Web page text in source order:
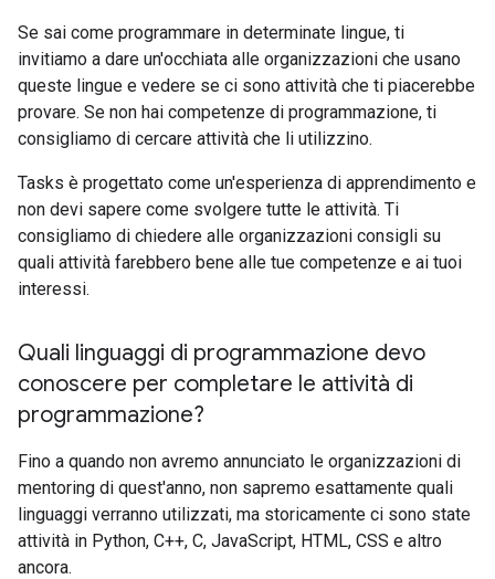
Se sai come programmare in determinate lingue, ti
invitiamo a dare un'occhiata alle organizzazioni che usano
queste lingue e vedere se ci sono attività che ti piacerebbe
provare. Se non hai competenze di programmazione, ti
consigliamo di cercare attività che li utilizzino.
Tasks è progettato come un'esperienza di apprendimento e
non devi sapere come svolgere tutte le attività. Ti
consigliamo di chiedere alle organizzazioni consigli su
quali attività farebbero bene alle tue competenze e ai tuoi
interessi.
Quali linguaggi di programmazione devo
conoscere per completare le attività di
programmazione?
Fino a quando non avremo annunciato le organizzazioni di
mentoring di quest'anno, non sapremo esattamente quali
linguaggi verranno utilizzati, ma storicamente ci sono state
attività in Python, C++, C, JavaScript, HTML, CSS e altro
ancora.